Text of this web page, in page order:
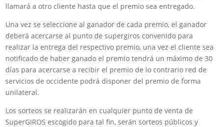
llamará a otro cliente hasta que el premio sea entregado.
Una vez se seleccione al ganador de cada premio, el ganador
deberá acercarse al punto de supergiros convenido para
realizar la entrega del respectivo premio, una vez el cliente sea
notificado de haber ganado el premio tendrá un máximo de 30
días para acercarse a recibir el premio de lo contrario red de
servicios de occidente podrá disponer del premio de forma
unilateral.
Los sorteos se realizarán en cualquier punto de venta de
SuperGIROS escogido para tal fin, serán sorteos públicos y